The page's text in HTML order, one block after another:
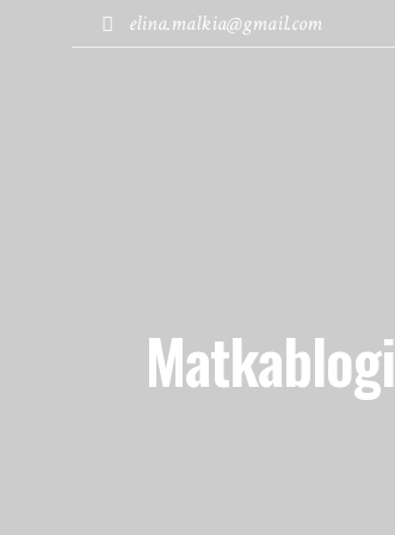
elina.malkia@gmail.com
Matkablogi